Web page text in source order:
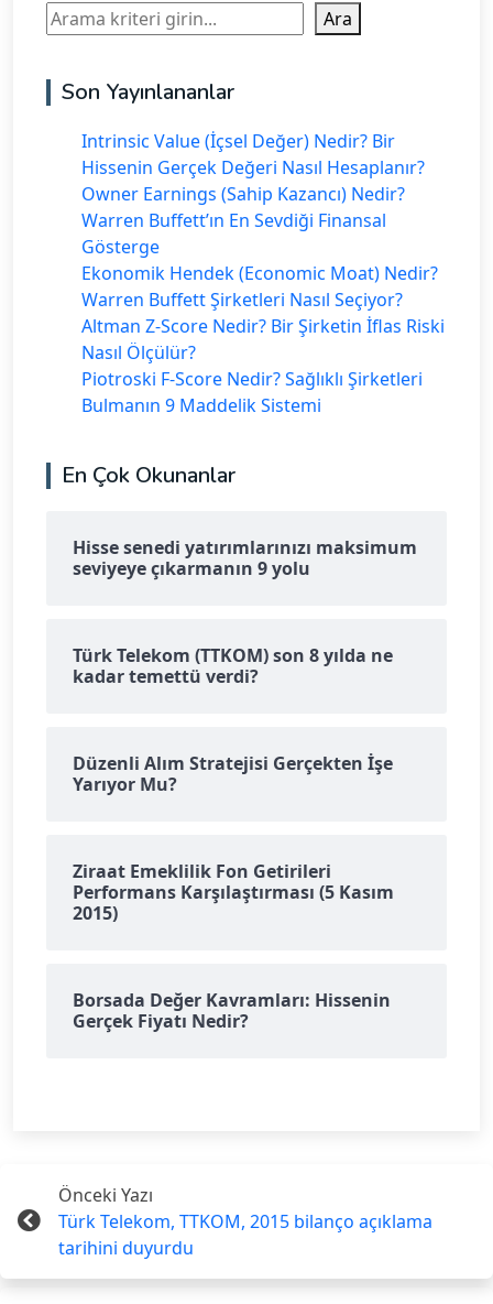
Ara Ara
Son Yayınlananlar
Intrinsic Value (İçsel Değer) Nedir? Bir
Hissenin Gerçek Değeri Nasıl Hesaplanır?
Owner Earnings (Sahip Kazancı) Nedir?
Warren Buffett’ın En Sevdiği Finansal
Gösterge
Ekonomik Hendek (Economic Moat) Nedir?
Warren Buffett Şirketleri Nasıl Seçiyor?
Altman Z-Score Nedir? Bir Şirketin İflas Riski
Nasıl Ölçülür?
Piotroski F-Score Nedir? Sağlıklı Şirketleri
Bulmanın 9 Maddelik Sistemi
En Çok Okunanlar
Hisse senedi yatırımlarınızı maksimum
seviyeye çıkarmanın 9 yolu
Türk Telekom (TTKOM) son 8 yılda ne
kadar temettü verdi?
Düzenli Alım Stratejisi Gerçekten İşe
Yarıyor Mu?
Ziraat Emeklilik Fon Getirileri
Performans Karşılaştırması (5 Kasım
2015)
Borsada Değer Kavramları: Hissenin
Gerçek Fiyatı Nedir?
Önceki Yazı
Türk Telekom, TTKOM, 2015 bilanço açıklama
tarihini duyurdu